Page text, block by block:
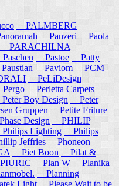
PALMBERG
Panzeri
Paola
PARACHILNA
Pastoe
Patty
Paviom
PCM
PeLiDesign
Perletta Carpets
Boy Design
Peter
Gruppen
Petite Friture
Design
PHILIP
Lighting
Philips
Jeffries
Phoneon
Piet Boon
Pilat &
Plan W
Planika
Planning